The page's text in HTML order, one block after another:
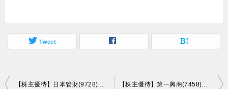
Tweet
投
【株主優待】日本管財(9728)の優待到着！3,000円相当の「ギフトカタログ」！ 【株主優待】第一興商(7458)の優待到着！優待券（500円券）x10枚！